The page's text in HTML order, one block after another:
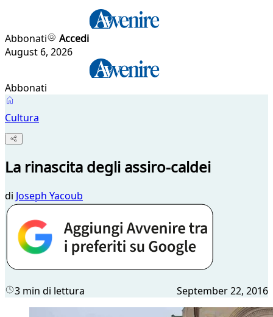
Abbonati
Accedi
August 6, 2026
Abbonati
Cultura
La rinascita degli assiro-caldei
di Joseph Yacoub
3 min di lettura September 22, 2016